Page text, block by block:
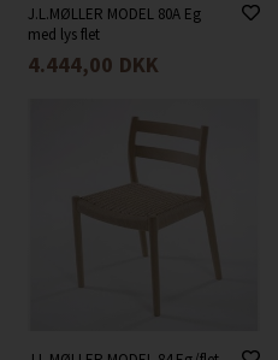
J.L.MØLLER MODEL 80A Eg
med lys flet
4.444,00 DKK